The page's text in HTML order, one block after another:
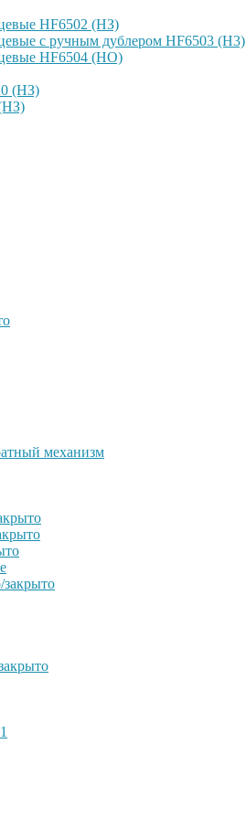
HF6502 (НЗ)
с ручным дублером HF6503 (Н3)
HF6504 (НО)
(НЗ)
механизм